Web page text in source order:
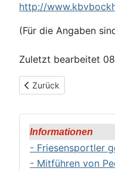
http://
(Für die Angaben
Zuletzt bearbeitet
Vorheriger Beitrag:
Zurück
Informationen
- Friesensportler
- Mitführen von